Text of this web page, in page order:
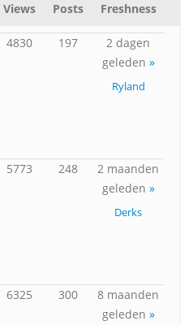
Views Posts Freshness
4830 197
2 dagen
geleden »
Ryland
5773 248
2 maanden
geleden »
Derks
6325 300
8 maanden
geleden »